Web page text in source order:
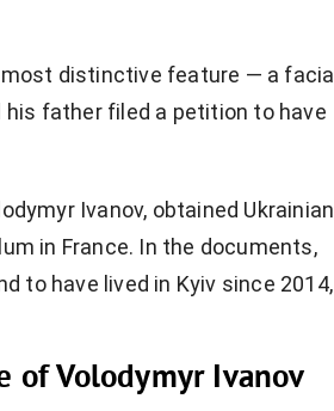
distinctive feature — a facial
his father filed a petition to have
Ivanov, obtained Ukrainian
in France. In the documents,
to have lived in Kyiv since 2014,
of Volodymyr Ivanov